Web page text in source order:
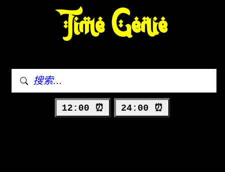
Time Genie
12:00 ⏰ 24:00 ⏰